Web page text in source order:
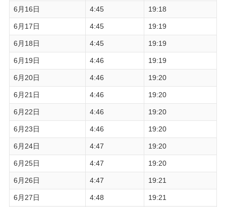
6月16日 4:45 19:18
6月17日 4:45 19:19
6月18日 4:45 19:19
6月19日 4:46 19:19
6月20日 4:46 19:20
6月21日 4:46 19:20
6月22日 4:46 19:20
6月23日 4:46 19:20
6月24日 4:47 19:20
6月25日 4:47 19:20
6月26日 4:47 19:21
6月27日 4:48 19:21